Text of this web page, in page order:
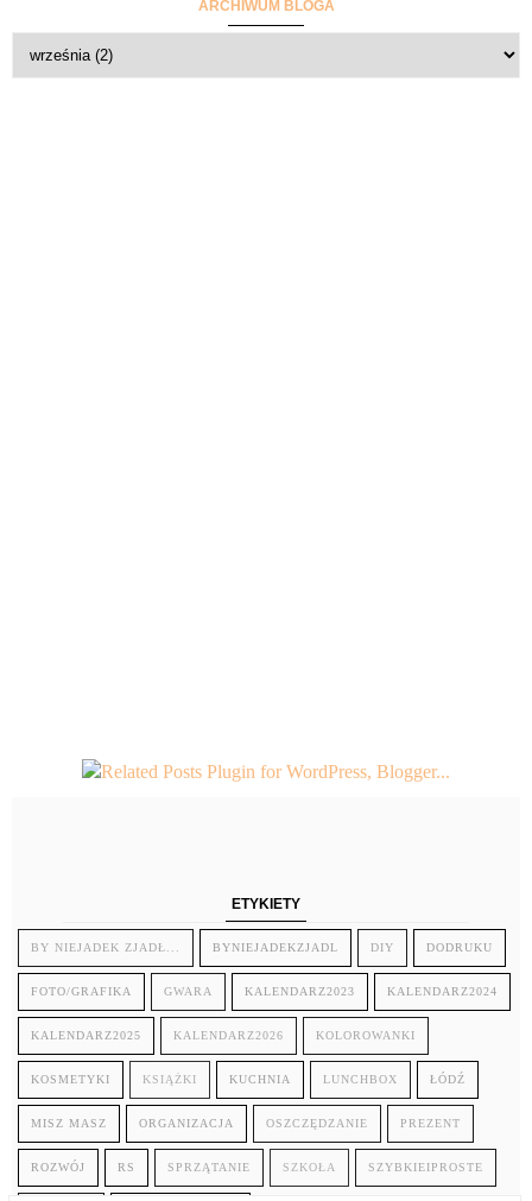
ARCHIWUM BLOGA
ETYKIETY
BY NIEJADEK ZJADŁ... BYNIEJADEKZJADL DIY DODRUKU
FOTO/GRAFIKA GWARA KALENDARZ2023 KALENDARZ2024
KALENDARZ2025 KALENDARZ2026 KOLOROWANKI
KOSMETYKI KSIĄŻKI KUCHNIA LUNCHBOX ŁÓDŹ
MISZ MASZ ORGANIZACJA OSZCZĘDZANIE PREZENT
ROZWÓJ RS SPRZĄTANIE SZKOŁA SZYBKIEIPROSTE